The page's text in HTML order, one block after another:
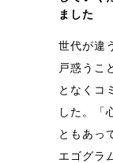
ました
世代が違
戸惑うこ
となくコ
した。「
ともあっ
エゴグラ